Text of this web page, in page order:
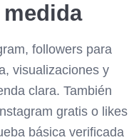
followers para
visualizaciones y
clara. También
gratis o likes
básica verificada